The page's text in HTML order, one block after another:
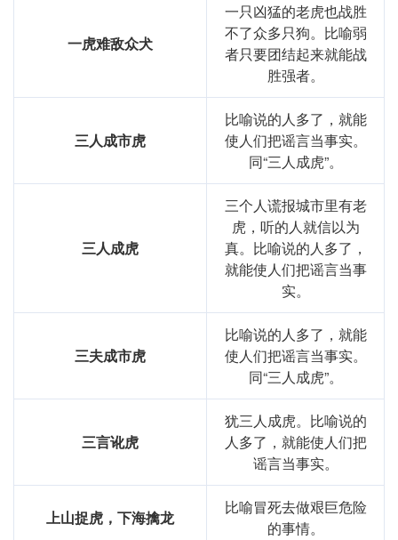
一虎难敌众犬
一只凶猛的老虎也战胜
不了众多只狗。比喻弱
者只要团结起来就能战
胜强者。
三人成市虎
比喻说的人多了，就能
使人们把谣言当事实。
同“三人成虎”。
三人成虎
三个人谎报城市里有老
虎，听的人就信以为
真。比喻说的人多了，
就能使人们把谣言当事
实。
三夫成市虎
比喻说的人多了，就能
使人们把谣言当事实。
同“三人成虎”。
三言讹虎
犹三人成虎。比喻说的
人多了，就能使人们把
谣言当事实。
上山捉虎，下海擒龙
比喻冒死去做艰巨危险
的事情。